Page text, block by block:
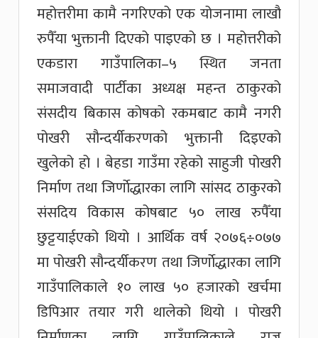
महोत्तरीमा कामै नगरिएको एक योजनामा लाखौ
रुपैँया भुक्तानी दिएको पाइएको छ । महोत्तरीको
एकडारा गाउँपालिका–५ स्थित जनता
समाजवादी पार्टीका अध्यक्ष महन्त ठाकुरको
संसदीय बिकास कोषको रकमबाट कामै नगरी
पोखरी सौन्दर्यीकरणको भुक्तानी दिइएको
खुलेको हो । बेहडा गाउँमा रहेको साहुजी पोखरी
निर्माण तथा जिर्णाेद्धारका लागि सांसद ठाकुरको
संसदिय विकास कोषबाट ५० लाख रुपैँया
छुट्टयाईएको थियो । आर्थिक वर्ष २०७६÷०७७
मा पोखरी सौन्दर्यीकरण तथा जिर्णाेद्धारका लागि
गाउँपालिकाले १० लाख ५० हजारको खर्चमा
डिपिआर तयार गरी थालेको थियो । पोखरी